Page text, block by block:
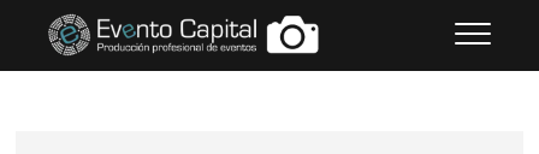
contenido
FOTOS GRUPO EMPRESARIAL